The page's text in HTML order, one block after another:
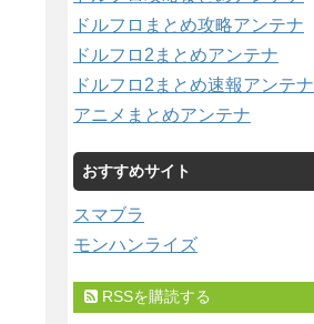
ドルフロまとめ攻略アンテナ
ドルフロ2まとめアンテナ
ドルフロ2まとめ速報アンテナ
アニメまとめアンテナ
おすすめサイト
スマブラ
モンハンライズ
RSSを購読する